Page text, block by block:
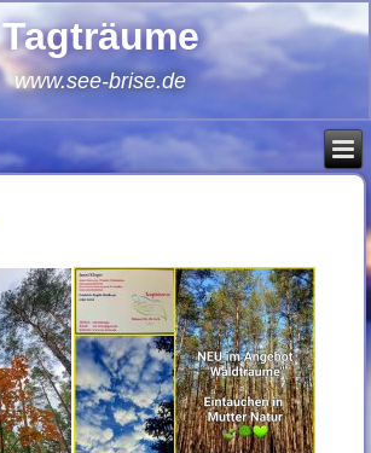
Tagträume
www.see-brise.de